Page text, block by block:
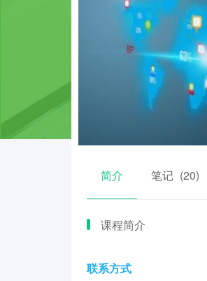
简介 笔记 (20)
课程简介
联系方式